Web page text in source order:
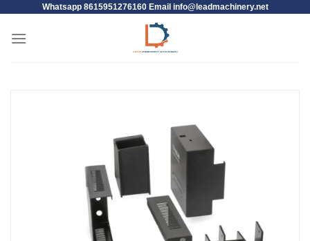
Whatsapp 8615951276160 Email info@leadmachinery.net